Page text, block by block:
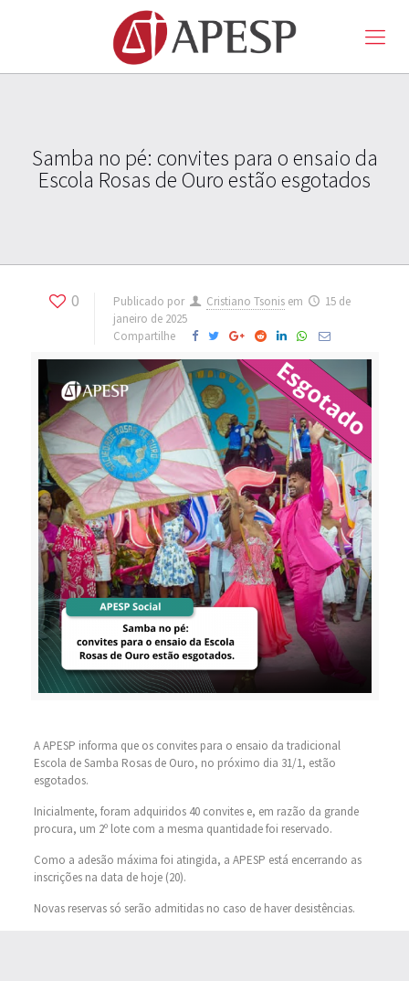
Samba no pé: convites para o ensaio da
Escola Rosas de Ouro estão esgotados
0 Publicado por Cristiano Tsonis em
15 de
janeiro de 2025
Compartilhe
A APESP informa que os convites para o ensaio da tradicional
Escola de Samba Rosas de Ouro, no próximo dia 31/1, estão
esgotados.
Inicialmente, foram adquiridos 40 convites e, em razão da grande
procura, um 2º lote com a mesma quantidade foi reservado.
Como a adesão máxima foi atingida, a APESP está encerrando as
inscrições na data de hoje (20).
Novas reservas só serão admitidas no caso de haver desistências.